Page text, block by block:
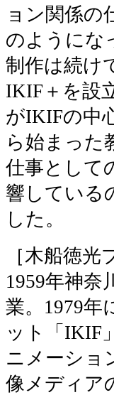
ョン関係の
のようにな
制作は続け
IKIF＋を設
がIKIFの中
ら始まった
仕事として
響している
した。
［木船徳光
1959年神奈
業。1979年
ット「IKIF
ニメーショ
像メディア